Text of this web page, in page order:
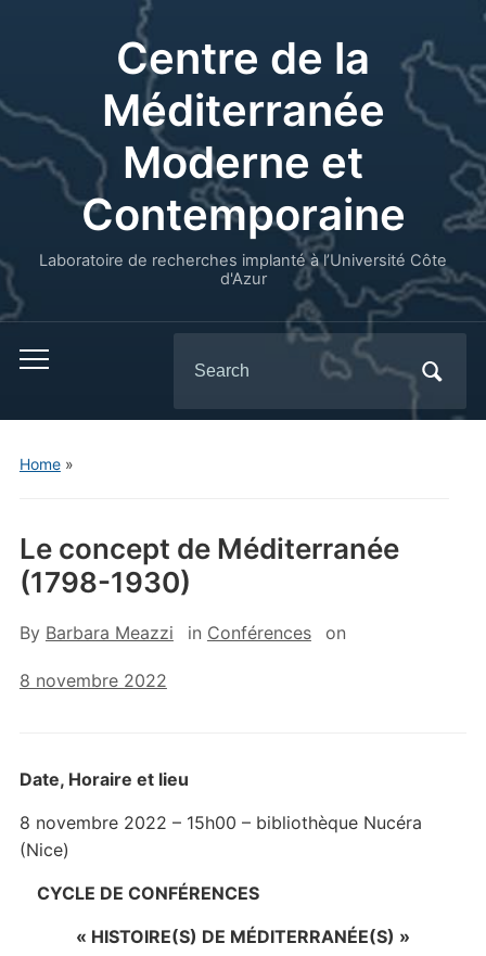
Centre de la
Méditerranée
Moderne et
Contemporaine
Laboratoire de recherches implanté à l’Université Côte
d'Azur
for:
Home»
Le concept de Méditerranée
(1798-1930)
By Barbara Meazzi in Conférences on
8 novembre 2022
Date, Horaire et lieu
8 novembre 2022 – 15h00 – bibliothèque Nucéra
(Nice)
CYCLE DE CONFÉRENCES
« HISTOIRE(S) DE MÉDITERRANÉE(S) »